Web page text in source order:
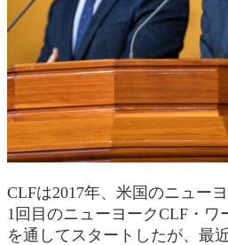
CLFは2017年、米国のニュー
1回目のニューヨークCLF・ワ
を通してスタートしたが、最